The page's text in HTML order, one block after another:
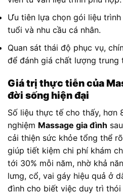
Ưu tiên lựa chọn gói liệu
tuổi và nhu cầu cá nhân.
Quan sát thái độ phục vụ,
để đánh giá chất lượng trung
Giá trị thực tiễn của
đời sống hiện đại
Số liệu thực tế cho thấy, hơn
nghiệm Massage gia đình
cải thiện sức khỏe tổng thể
giúp tiết kiệm chi phí khám
tới 30% mỗi năm, nhờ khả
lưng, cổ, vai gáy hiệu quả ở
đình cho biết việc duy trì thói